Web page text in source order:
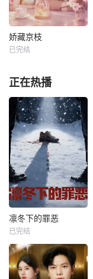
娇藏京枝
已完结
正在热播
凛冬下的罪恶
已完结